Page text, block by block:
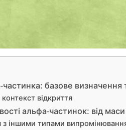
базове
відкриття
альфа-частинок: від
з іншими типами